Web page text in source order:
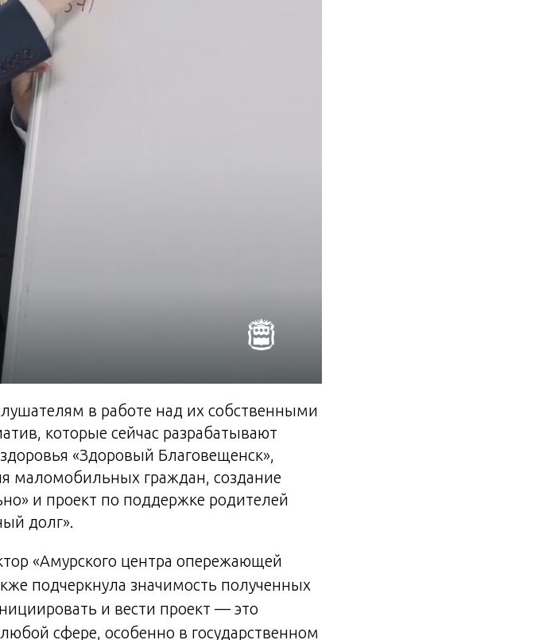
в работе над их собственными
которые сейчас разрабатывают
«Здоровый Благовещенск»,
маломобильных граждан, создание
и проект по поддержке родителей
долг».
«Амурского центра опережающей
подчеркнула значимость полученных
и вести проект — это
сфере, особенно в государственном